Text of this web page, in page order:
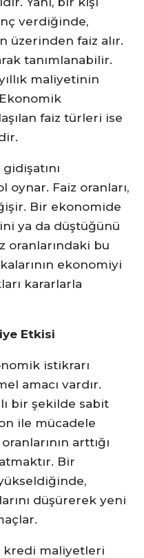
verdiğinde,
üzerinden faiz alır.
tanımlanabilir.
maliyetinin
faiz türleri ise
Faiz oranları,
Bir ekonomide
ya da düştüğünü
oranlarındaki bu
ekonomiyi
kararlarla
Etkisi
istikrarı
amacı vardır.
bir şekilde sabit
ile mücadele
arttığı
Bir
düşürerek yeni
kredi maliyetleri